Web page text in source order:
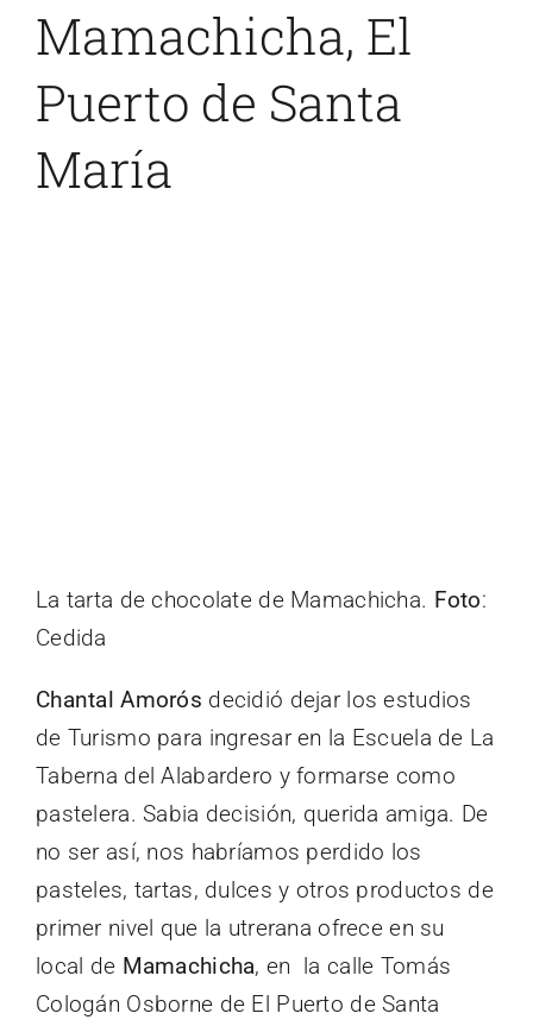
Mamachicha, El
Puerto de Santa
María
La tarta de chocolate de Mamachicha. Foto:
Cedida
Chantal Amorós decidió dejar los estudios
de Turismo para ingresar en la Escuela de La
Taberna del Alabardero y formarse como
pastelera. Sabia decisión, querida amiga. De
no ser así, nos habríamos perdido los
pasteles, tartas, dulces y otros productos de
primer nivel que la utrerana ofrece en su
local de Mamachicha, en la calle Tomás
Cologán Osborne de El Puerto de Santa